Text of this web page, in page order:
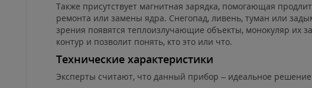
Также присутствует магнитная зарядка, помогающая
ремонта или замены ядра. Снегопад, ливень, туман или
зрения появятся теплоизлучающие объекты, монокуляр их
контур и позволит понять, кто это или что.
Технические характеристики
Эксперты считают, что данный прибор – идеальное